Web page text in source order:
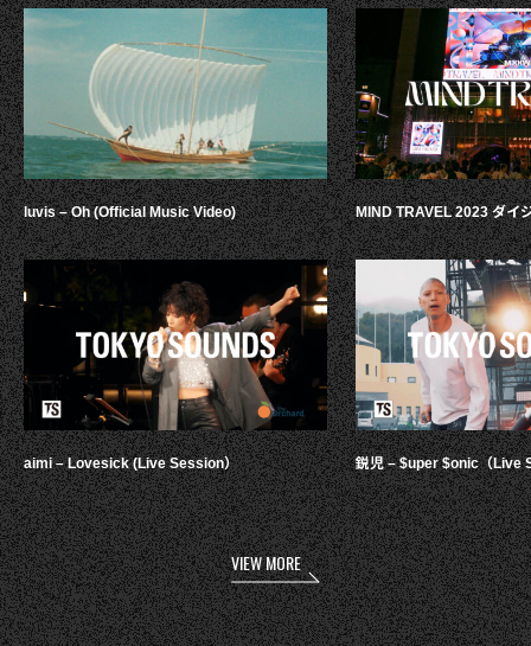
luvis – Oh (Official Music Video)
aimi – Lovesick (Live Session）
MIND TRAVEL 2023 ダイ
鋭児 – $uper $onic（Live
VIEW MORE